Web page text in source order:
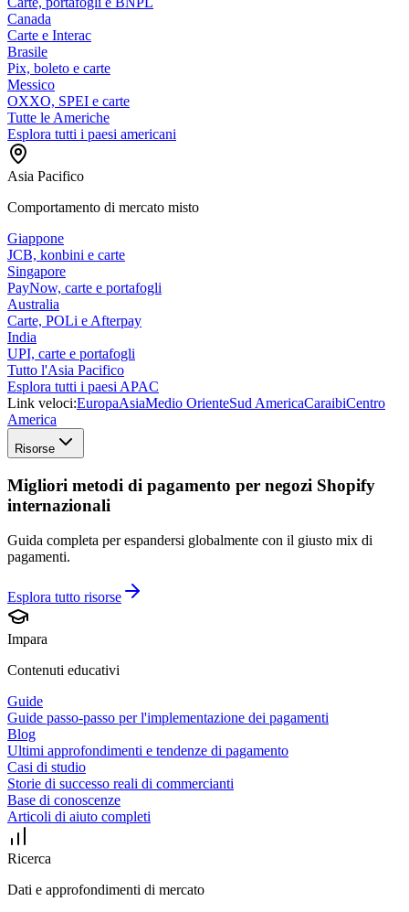
Canada
Carte e Interac
Brasile
Pix, boleto e carte
Messico
OXXO, SPEI e carte
Tutte le Americhe
Esplora tutti i paesi americani
Asia Pacifico
Comportamento di mercato misto
Giappone
JCB, konbini e carte
Singapore
PayNow, carte e portafogli
Australia
Carte, POLi e Afterpay
India
UPI, carte e portafogli
Tutto l'Asia Pacifico
Esplora tutti i paesi APAC
Link veloci:EuropaAsiaMedio OrienteSud AmericaCaraibiCentro
America
Risorse
Migliori metodi di pagamento per negozi Shopify
internazionali
Guida completa per espandersi globalmente con il giusto mix di
pagamenti.
Esplora tutto risorse
Impara
Contenuti educativi
Guide
Guide passo-passo per l'implementazione dei pagamenti
Blog
Ultimi approfondimenti e tendenze di pagamento
Casi di studio
Storie di successo reali di commercianti
Base di conoscenze
Articoli di aiuto completi
Ricerca
Dati e approfondimenti di mercato